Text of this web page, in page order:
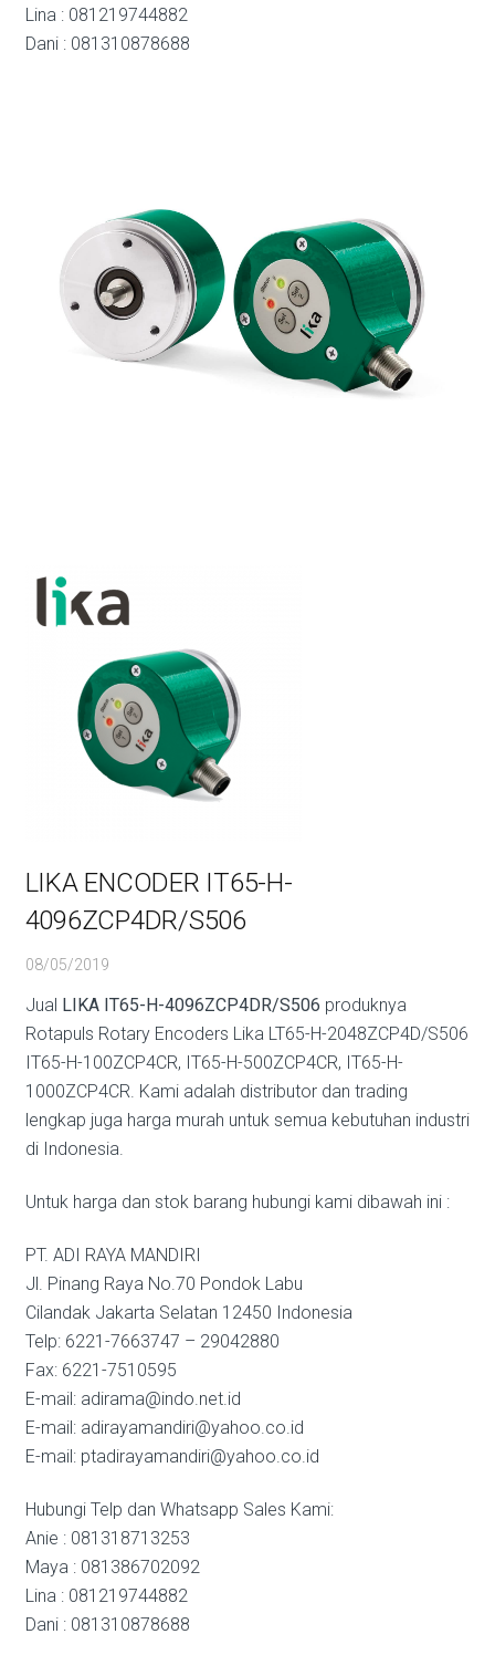
Lina : 081219744882
Dani : 081310878688
LIKA ENCODER IT65-H-
4096ZCP4DR/S506
08/05/2019
Jual LIKA IT65-H-4096ZCP4DR/S506 produknya
Rotapuls Rotary Encoders Lika LT65-H-2048ZCP4D/S506
IT65-H-100ZCP4CR, IT65-H-500ZCP4CR, IT65-H-
1000ZCP4CR. Kami adalah distributor dan trading
lengkap juga harga murah untuk semua kebutuhan industri
di Indonesia.
Untuk harga dan stok barang hubungi kami dibawah ini :
PT. ADI RAYA MANDIRI
Jl. Pinang Raya No.70 Pondok Labu
Cilandak Jakarta Selatan 12450 Indonesia
Telp: 6221-7663747 – 29042880
Fax: 6221-7510595
E-mail: adirama@indo.net.id
E-mail: adirayamandiri@yahoo.co.id
E-mail: ptadirayamandiri@yahoo.co.id
Hubungi Telp dan Whatsapp Sales Kami:
Anie : 081318713253
Maya : 081386702092
Lina : 081219744882
Dani : 081310878688